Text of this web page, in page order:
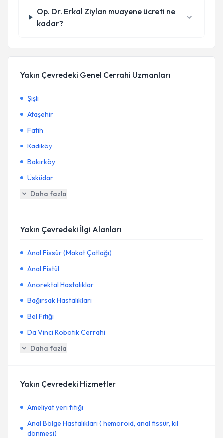
Op. Dr. Erkal Ziylan muayene ücreti ne
kadar?
Yakın Çevredeki Genel Cerrahi Uzmanları
Şişli
Ataşehir
Fatih
Kadıköy
Bakırköy
Üsküdar
Daha fazla
Yakın Çevredeki İlgi Alanları
Anal Fissür (Makat Çatlağı)
Anal Fistül
Anorektal Hastalıklar
Bağırsak Hastalıkları
Bel Fıtığı
Da Vinci Robotik Cerrahi
Daha fazla
Yakın Çevredeki Hizmetler
Ameliyat yeri fıtığı
Anal Bölge Hastalıkları ( hemoroid, anal fissür, kıl
dönmesi)